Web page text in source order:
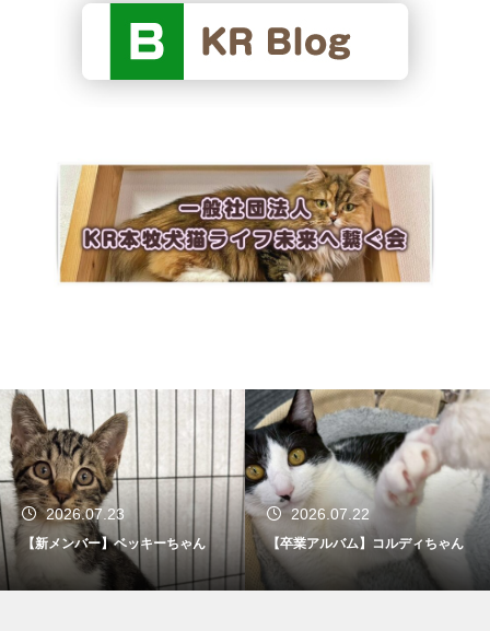
2026.07.23
【新メンバー】ベッキーちゃん
2026.07.22
【卒業アルバム】コルディちゃん